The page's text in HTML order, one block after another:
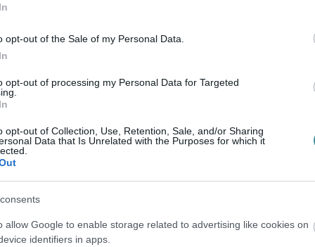
opt-out of the Sale of my Personal Data.
opt-out of processing my Personal Data for Targeted
opt-out of Collection, Use, Retention, Sale, and/or Sharing
Data that Is Unrelated with the Purposes for which it
allow Google to enable storage related to advertising like cookies on
identifiers in apps.
Ferenc úti tagóvoda nem szerepel abban
megvalósuló fejlesztési
és játszóudvarainak korszerűsítését
a Deák Ferenc úti óvoda sem
most pedig még a csoportszámát is
fokozatos leépülése kezdődhet